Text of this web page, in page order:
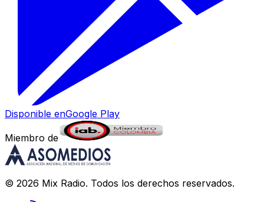
Disponible enGoogle Play
Miembro de
© 2026 Mix Radio. Todos los derechos reservados.